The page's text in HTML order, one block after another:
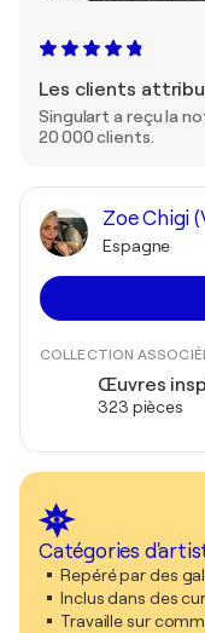
Les clients
Singulart a reçu la
20 000 clients.
Zoe Chigi
Espagne
COLLECTION
Œuvres
323 pièces
Catégories
Repéré par des
Inclus dans des
Travaille sur